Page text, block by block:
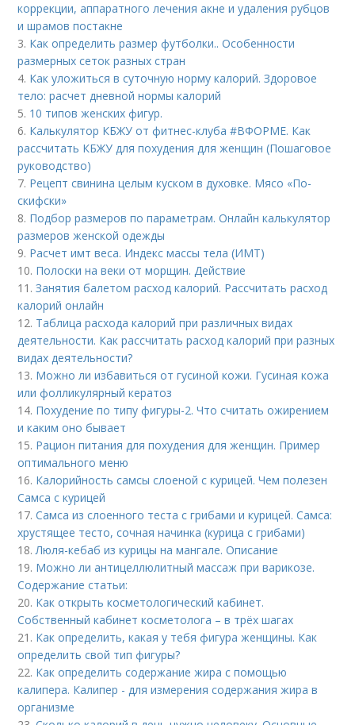
коррекции, аппаратного лечения акне и удаления рубцов
и шрамов постакне
3. Как определить размер футболки.. Особенности
размерных сеток разных стран
4. Как уложиться в суточную норму калорий. Здоровое
тело: расчет дневной нормы калорий
5. 10 типов женских фигур.
6. Калькулятор КБЖУ от фитнес-клуба #ВФОРМЕ. Как
рассчитать КБЖУ для похудения для женщин (Пошаговое
руководство)
7. Рецепт свинина целым куском в духовке. Мясо «По-
скифски»
8. Подбор размеров по параметрам. Онлайн калькулятор
размеров женской одежды
9. Расчет имт веса. Индекс массы тела (ИМТ)
10. Полоски на веки от морщин. Действие
11.Занятия балетом расход калорий. Рассчитать расход
калорий онлайн
12. Таблица расхода калорий при различных видах
деятельности. Как рассчитать расход калорий при разных
видах деятельности?
13. Можно ли избавиться от гусиной кожи. Гусиная кожа
или фолликулярный кератоз
14. Похудение по типу фигуры-2. Что считать ожирением
и каким оно бывает
15. Рацион питания для похудения для женщин. Пример
оптимального меню
16. Калорийность самсы слоеной с курицей. Чем полезен
Самса с курицей
17.Самса из слоенного теста с грибами и курицей. Самса:
хрустящее тесто, сочная начинка (курица с грибами)
18.Люля-кебаб из курицы на мангале. Описание
19. Можно ли антицеллюлитный массаж при варикозе.
Содержание статьи:
20. Как открыть косметологический кабинет.
Собственный кабинет косметолога – в трёх шагах
21. Как определить, какая у тебя фигура женщины. Как
определить свой тип фигуры?
22. Как определить содержание жира с помощью
калипера. Калипер - для измерения содержания жира в
организме